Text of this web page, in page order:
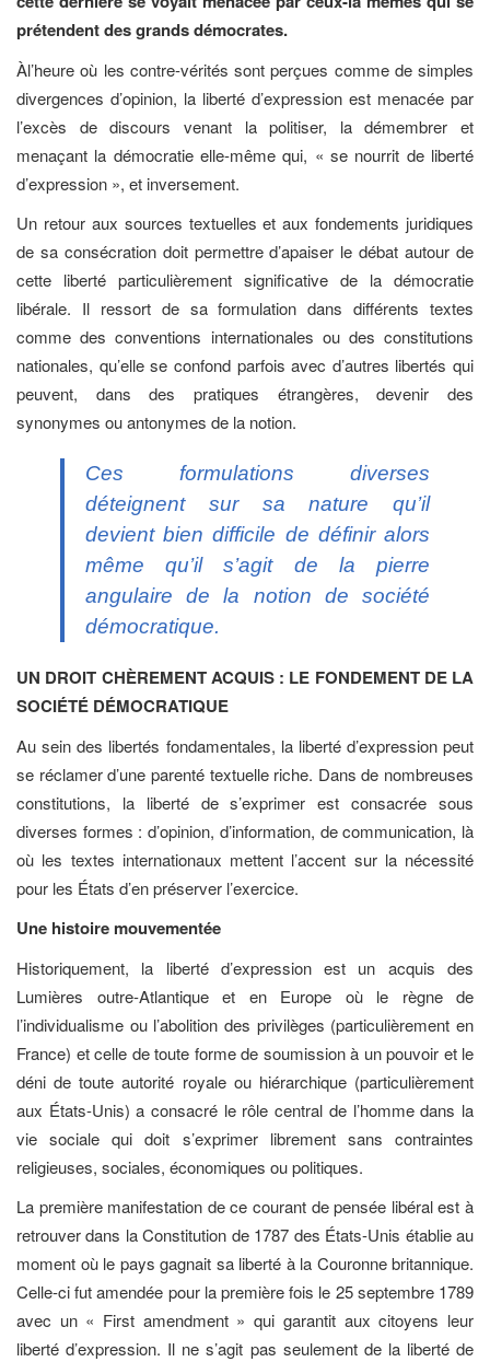
prétendent des grands démocrates.
Àl’heure où les contre-vérités sont perçues comme de simples
divergences d’opinion, la liberté d’expression est menacée par
l’excès de discours venant la politiser, la démembrer et
menaçant la démocratie elle-même qui, « se nourrit de liberté
d’expression », et inversement.
Un retour aux sources textuelles et aux fondements juridiques
de sa consécration doit permettre d’apaiser le débat autour de
cette liberté particulièrement significative de la démocratie
libérale. Il ressort de sa formulation dans différents textes
comme des conventions internationales ou des constitutions
nationales, qu’elle se confond parfois avec d’autres libertés qui
peuvent, dans des pratiques étrangères, devenir des
synonymes ou antonymes de la notion.
Ces formulations diverses
déteignent sur sa nature qu’il
devient bien difficile de définir alors
même qu’il s’agit de la pierre
angulaire de la notion de société
démocratique.
UN DROIT CHÈREMENT ACQUIS : LE FONDEMENT DE LA
SOCIÉTÉ DÉMOCRATIQUE
Au sein des libertés fondamentales, la liberté d’expression peut
se réclamer d’une parenté textuelle riche. Dans de nombreuses
constitutions, la liberté de s’exprimer est consacrée sous
diverses formes : d’opinion, d’information, de communication, là
où les textes internationaux mettent l’accent sur la nécessité
pour les États d’en préserver l’exercice.
Une histoire mouvementée
Historiquement, la liberté d’expression est un acquis des
Lumières outre-Atlantique et en Europe où le règne de
l’individualisme ou l’abolition des privilèges (particulièrement en
France) et celle de toute forme de soumission à un pouvoir et le
déni de toute autorité royale ou hiérarchique (particulièrement
aux États-Unis) a consacré le rôle central de l’homme dans la
vie sociale qui doit s’exprimer librement sans contraintes
religieuses, sociales, économiques ou politiques.
La première manifestation de ce courant de pensée libéral est à
retrouver dans la Constitution de 1787 des États-Unis établie au
moment où le pays gagnait sa liberté à la Couronne britannique.
Celle-ci fut amendée pour la première fois le 25 septembre 1789
avec un « First amendment » qui garantit aux citoyens leur
liberté d’expression. Il ne s’agit pas seulement de la liberté de